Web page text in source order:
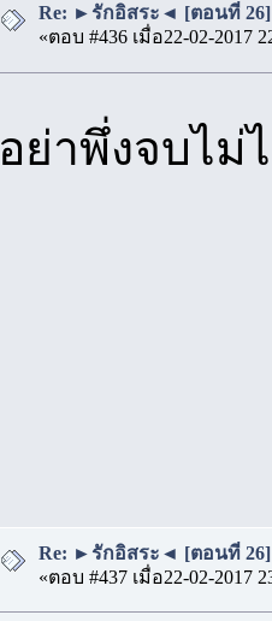
Re: ►รักอิสระ◄ [ตอนที่ 26]
«ตอบ #436 เมื่อ22-02-2017
อย่าพึ่งจบไม่
Re: ►รักอิสระ◄ [ตอนที่ 26]
«ตอบ #437 เมื่อ22-02-2017